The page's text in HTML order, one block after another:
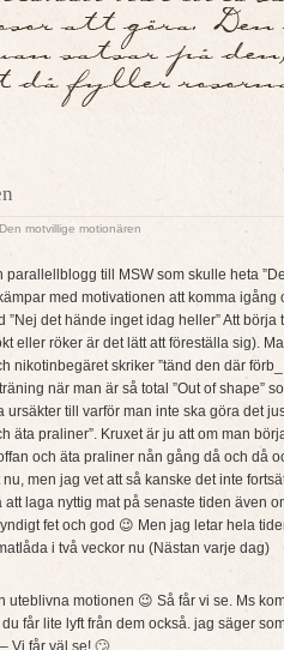
Den motvillige motionären
parallellblogg till MSW som skulle heta
med motivationen att komma igång
det hände inget idag heller” Att börja
eller röker är det lätt att föreställa sig).
nikotinbegäret skriker ”tänd den där
när man är så total ”Out of shape”
till varför man inte ska göra det
äta praliner”. Kruxet är ju att om man
och äta praliner nån gång då och då
men jag vet att så kanske det inte
laga nyttig mat på senaste tiden även
fet och god 😉 Men jag letar hela
i två veckor nu (Nästan varje dag)
uteblivna motionen 😉 Så får vi se. Ms
får lite lyft från dem också. jag säger
Vi får väl se! 🙄